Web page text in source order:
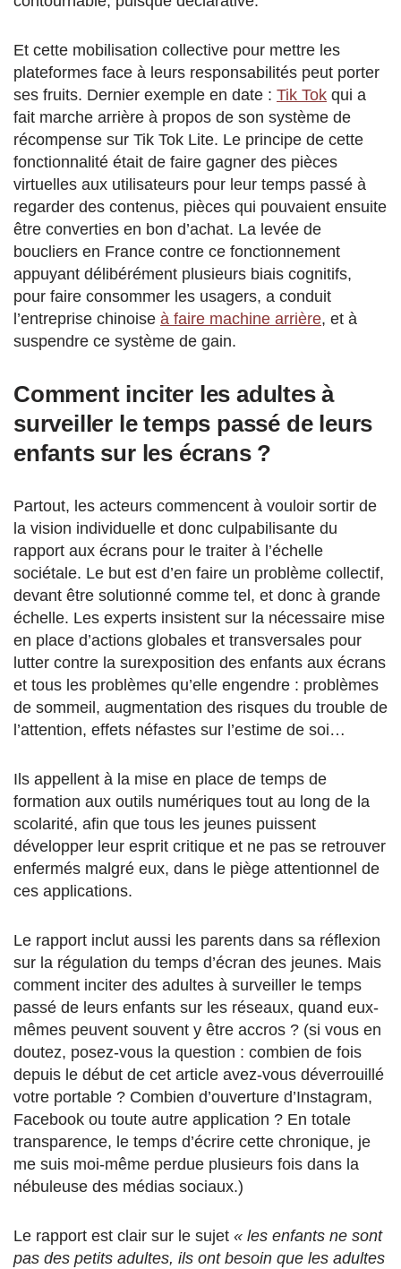
Et cette mobilisation collective pour mettre les
plateformes face à leurs responsabilités peut porter
ses fruits. Dernier exemple en date : Tik Tok qui a
fait marche arrière à propos de son système de
récompense sur Tik Tok Lite. Le principe de cette
fonctionnalité était de faire gagner des pièces
virtuelles aux utilisateurs pour leur temps passé à
regarder des contenus, pièces qui pouvaient ensuite
être converties en bon d’achat. La levée de
boucliers en France contre ce fonctionnement
appuyant délibérément plusieurs biais cognitifs,
pour faire consommer les usagers, a conduit
l’entreprise chinoise à faire machine arrière, et à
suspendre ce système de gain.
Comment inciter les adultes à
surveiller le temps passé de leurs
enfants sur les écrans ?
Partout, les acteurs commencent à vouloir sortir de
la vision individuelle et donc culpabilisante du
rapport aux écrans pour le traiter à l’échelle
sociétale. Le but est d’en faire un problème collectif,
devant être solutionné comme tel, et donc à grande
échelle. Les experts insistent sur la nécessaire mise
en place d’actions globales et transversales pour
lutter contre la surexposition des enfants aux écrans
et tous les problèmes qu’elle engendre : problèmes
de sommeil, augmentation des risques du trouble de
l’attention, effets néfastes sur l’estime de soi…
Ils appellent à la mise en place de temps de
formation aux outils numériques tout au long de la
scolarité, afin que tous les jeunes puissent
développer leur esprit critique et ne pas se retrouver
enfermés malgré eux, dans le piège attentionnel de
ces applications.
Le rapport inclut aussi les parents dans sa réflexion
sur la régulation du temps d’écran des jeunes. Mais
comment inciter des adultes à surveiller le temps
passé de leurs enfants sur les réseaux, quand eux-
mêmes peuvent souvent y être accros ? (si vous en
doutez, posez-vous la question : combien de fois
depuis le début de cet article avez-vous déverrouillé
votre portable ? Combien d’ouverture d’Instagram,
Facebook ou toute autre application ? En totale
transparence, le temps d’écrire cette chronique, je
me suis moi-même perdue plusieurs fois dans la
nébuleuse des médias sociaux.)
Le rapport est clair sur le sujet « les enfants ne sont
pas des petits adultes, ils ont besoin que les adultes